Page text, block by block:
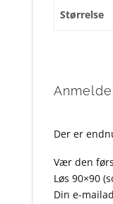
Størrelse
Der er
Vær den
Løs 90×90
Din e-